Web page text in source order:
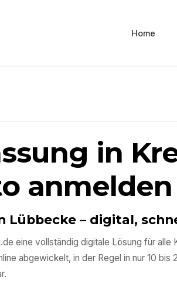
Home
in
Lübbecke – digital,
eine vollständig digitale Lösung für
abgewickelt, in der Regel in nur 10